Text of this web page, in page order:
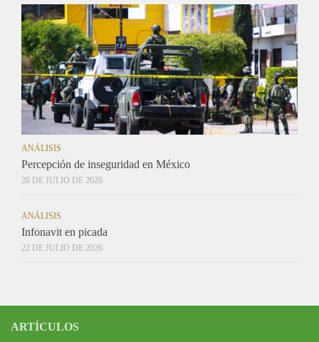
ANÁLISIS
Percepción de inseguridad en México
28 DE JULIO DE 2026
ANÁLISIS
Infonavit en picada
22 DE JULIO DE 2026
ARTÍCULOS